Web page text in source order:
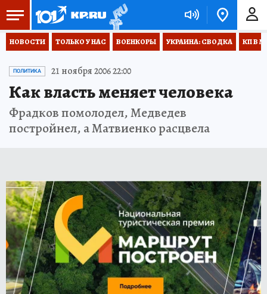
НОВОСТИ ТОЛЬКО У НАС ВОЕНКОРЫ УКРАИНА: СВОДКА КП В
ПОЛИТИКА 21 ноября 2006 22:00
Как власть меняет человека
Фрадков помолодел, Медведев
постройнел, а Матвиенко расцвела